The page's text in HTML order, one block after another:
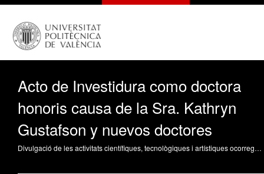
Acto de Investidura como doctora
honoris causa de la Sra. Kathryn
Gustafson y nuevos doctores
Divulgació de les activitats científiques, tecnològiques i artístiques ocorregudes en els tres campus de la UPV